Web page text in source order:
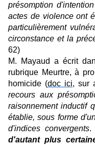
présomption
actes de violence ont
particulièrement
circonstance et la
62)
M. Mayaud a écrit
rubrique Meurtre, à
homicide (doc ici, sur
recours aux
raisonnement inductif
établie, sous forme
d'indices convergents.
d'autant plus